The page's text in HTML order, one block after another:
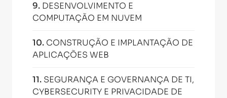
9. DESENVOLVIMENTO E
COMPUTAÇÃO EM NUVEM
10. CONSTRUÇÃO E IMPLANTAÇÃO DE
APLICAÇÕES WEB
11. SEGURANÇA E GOVERNANÇA DE TI,
CYBERSECURITY E PRIVACIDADE DE